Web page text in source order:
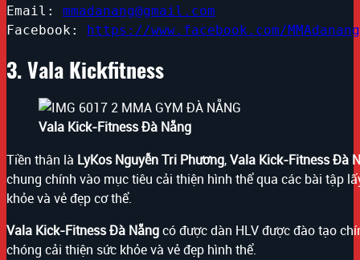
Email: mmadanang@gmail.com
Facebook: https://www.facebook.com/MMAdanang
3. Vala Kickfitness
Vala Kick-Fitness Đà Nẵng
Tiền thân là LyKos Nguyễn Tri Phương,Vala Kick-FitnessĐà
chung chính vào mục tiêu cải thiện hình thể qua các bài tập
khỏe và vẻ đẹp cơ thể.
Vala Kick-Fitness Đà Nẵngcó được dàn HLV được đào tạo
chóng cải thiện sức khỏe và vẻ đẹp hình thể.